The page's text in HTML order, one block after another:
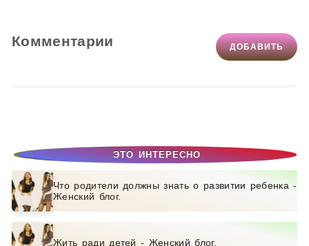
ЭТО ИНТЕРЕСНО
Что родители должны знать о развитии ребенка -
Женский блог.
Жить ради детей - Женский блог.
Комментарии ДОБАВИТЬ